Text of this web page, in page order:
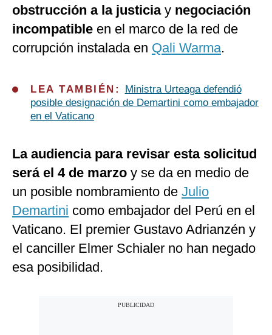
obstrucción a la justiciay negociación
incompatible en el marco de la red de
corrupción instalada en Qali Warma.
LEA TAMBIÉN:
Ministra Urteaga defendió
posible designación de Demartini como embajador
en el Vaticano
La audiencia para revisar esta solicitud
será el 4 de marzo y se da en medio de
un posible nombramiento de Julio
Demartini como embajador del Perú en el
Vaticano. El premier Gustavo Adrianzén y
el canciller Elmer Schialer no han negado
esa posibilidad.